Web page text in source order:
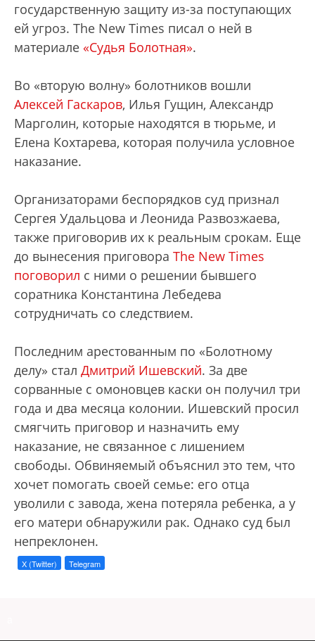
государственную защиту из-за поступающих
ей угроз. The New Times писал о ней в
материале «Судья Болотная».
Во «вторую волну» болотников вошли
Алексей Гаскаров, Илья Гущин, Александр
Марголин, которые находятся в тюрьме, и
Елена Кохтарева, которая получила условное
наказание.
Организаторами беспорядков суд признал
Сергея Удальцова и Леонида Развозжаева,
также приговорив их к реальным срокам. Еще
до вынесения приговора The New Times
поговорил с ними о решении бывшего
соратника Константина Лебедева
сотрудничать со следствием.
Последним арестованным по «Болотному
делу» стал Дмитрий Ишевский. За две
сорванные с омоновцев каски он получил три
года и два месяца колонии. Ишевский просил
смягчить приговор и назначить ему
наказание, не связанное с лишением
свободы. Обвиняемый объяснил это тем, что
хочет помогать своей семье: его отца
уволили с завода, жена потеряла ребенка, а у
его матери обнаружили рак. Однако суд был
непреклонен.
X (Twitter) Telegram